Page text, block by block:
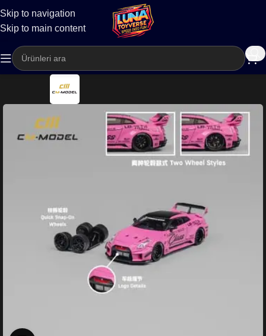
Skip to navigation
Skip to main content
Kargo